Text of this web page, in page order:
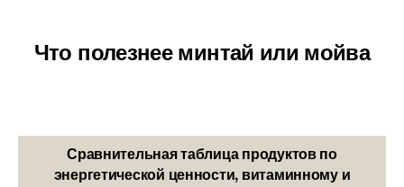
Что полезнее минтай или мойва
Сравнительная таблица продуктов по
энергетической ценности, витаминному и